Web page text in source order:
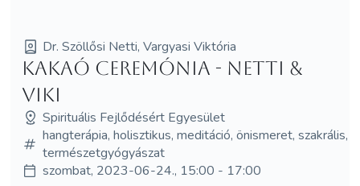
Dr. Szöllősi Netti, Vargyasi Viktória
Kakaó Ceremónia - Netti &
Viki
Spirituális Fejlődésért Egyesület
hangterápia, holisztikus, meditáció, önismeret, szakrális,
természetgyógyászat
szombat, 2023-06-24., 15:00 - 17:00